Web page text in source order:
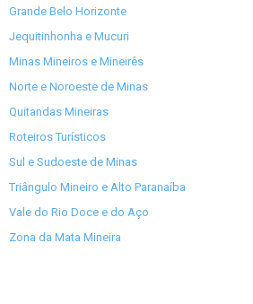
Grande Belo Horizonte
Jequitinhonha e Mucuri
Minas Mineiros e Mineirês
Norte e Noroeste de Minas
Quitandas Mineiras
Roteiros Turísticos
Sul e Sudoeste de Minas
Triângulo Mineiro e Alto Paranaíba
Vale do Rio Doce e do Aço
Zona da Mata Mineira